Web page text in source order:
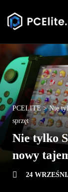
PCELITE >Nie
sprzęt
Nie tylko
nowy
24